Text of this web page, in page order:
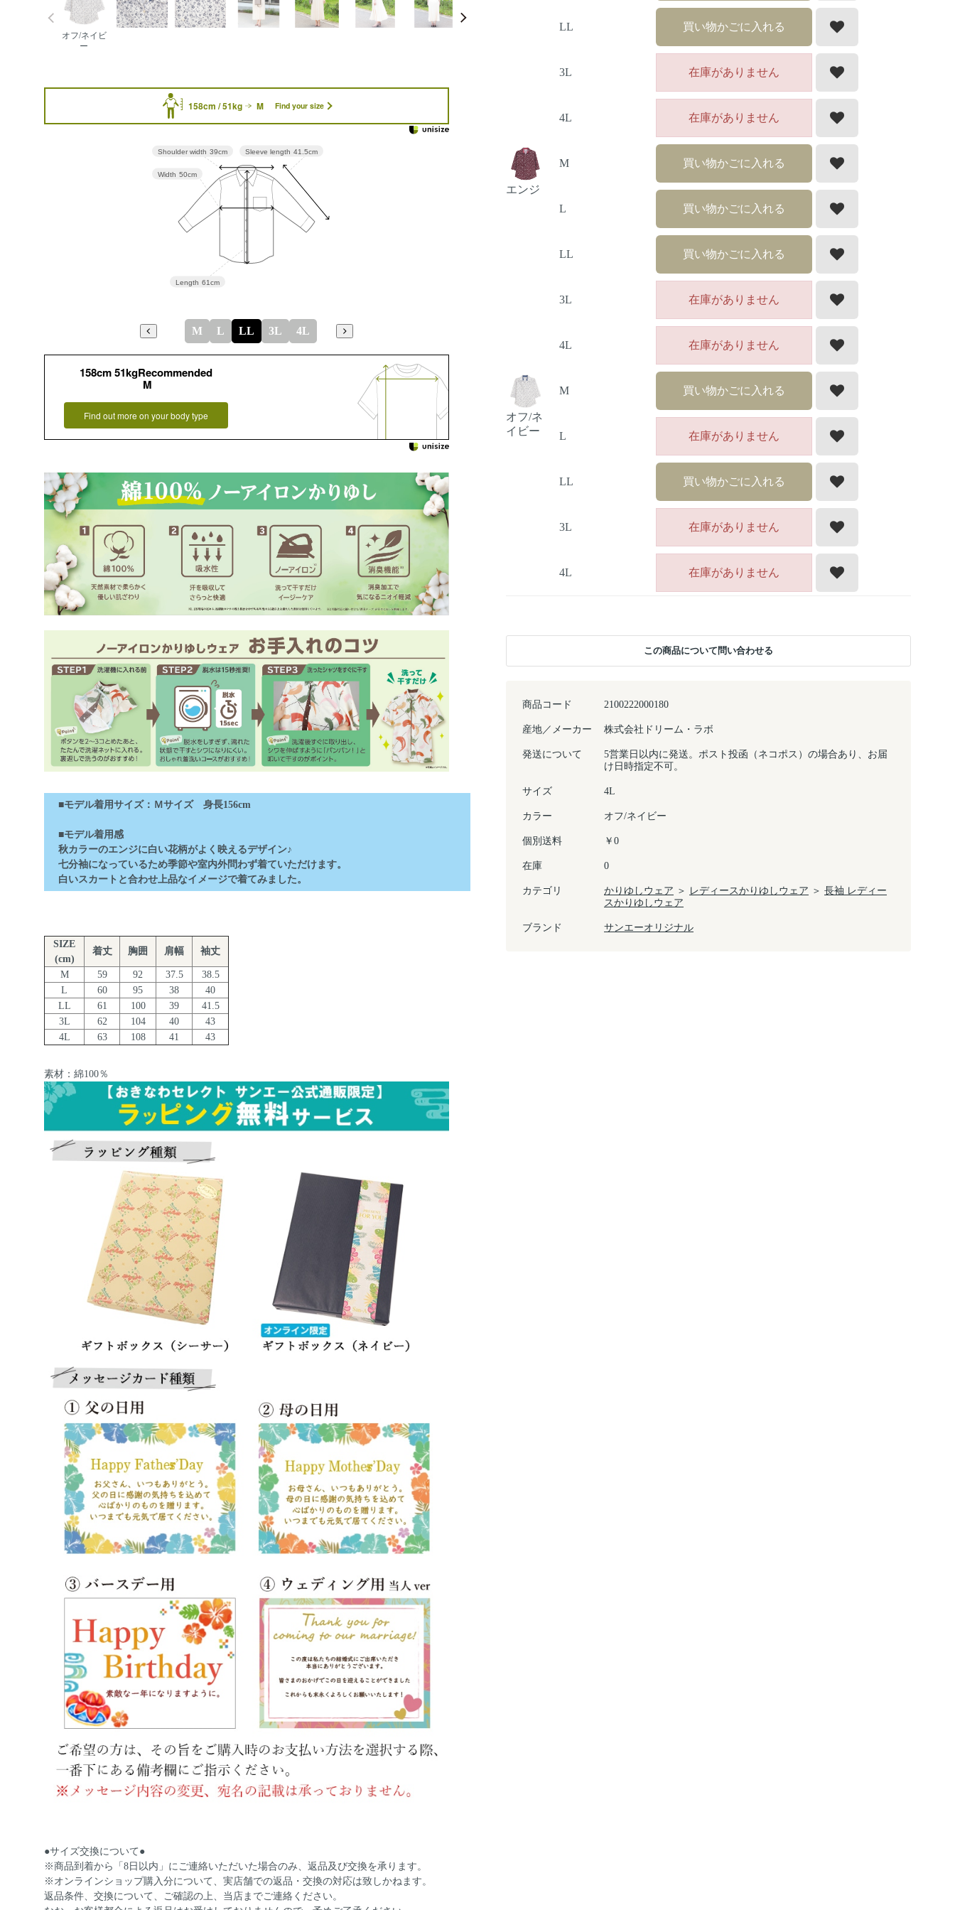
オフ/ネイビ
ー
158cm / 51kg M Find your size
Sleeve length 41.5cm
Length 61cm
Width 50cm
Shoulder width 39cm
M L LL 3L 4L
158cm 51kgRecommended
M
Find out more on your body type
■モデル着用サイズ：Ｍサイズ 身長156cm
■モデル着用感
秋カラーのエンジに白い花柄がよく映えるデザイン♪
七分袖になっているため季節や室内外問わず着ていただけます。
白いスカートと合わせ上品なイメージで着てみました。
SIZE
(cm)
着丈 胸囲 肩幅 袖丈
M 59 92 37.5
38.5
L
60 95 38
40
LL
61 100 39
41.5
3L
62 104 40
43
4L
63 108 41 43
素材：綿100％
●サイズ交換について●
※商品到着から「8日以内」にご連絡いただいた場合のみ、返品及び交換を承ります。
※オンラインショップ購入分について、実店舗での返品・交換の対応は致しかねます。
返品条件、交換について、ご確認の上、当店までご連絡ください。
商品コード 2100222000180
産地／メーカー 株式会社ドリーム・ラボ
発送について
5営業日以内に発送。ポスト投函（ネコポス）の場合あり、お届
け日時指定不可。
サイズ 4L
カラー オフ/ネイビー
個別送料 ￥0
在庫 0
カテゴリ かりゆしウェア ＞ レディースかりゆしウェア ＞ 長袖 レディー
スかりゆしウェア
ブランド サンエーオリジナル
LL 買い物かごに入れる
3L 在庫がありません
4L 在庫がありません
エンジ
M 買い物かごに入れる
L 買い物かごに入れる
LL 買い物かごに入れる
3L 在庫がありません
4L 在庫がありません
オフ/ネ
イビー
M 買い物かごに入れる
L 在庫がありません
LL 買い物かごに入れる
3L 在庫がありません
4L 在庫がありません
この商品について問い合わせる